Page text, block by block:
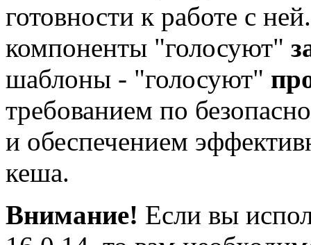
готовности к работе с
компоненты "голосуют"
шаблоны - "голосуют"
требованием по
и обеспечением
кеша.
Внимание! Если вы